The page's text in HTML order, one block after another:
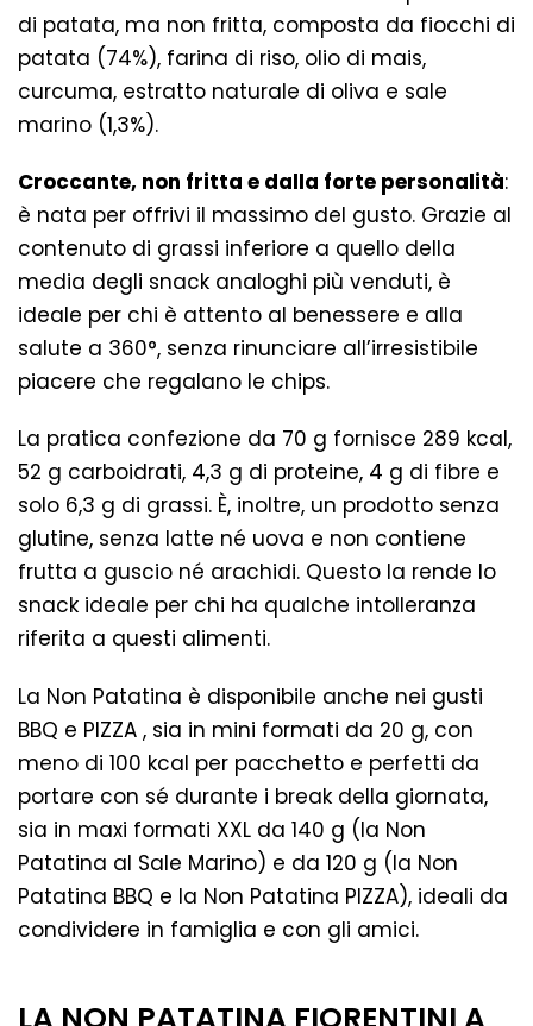
di patata, ma non fritta, composta da fiocchi di
patata (74%), farina di riso, olio di mais,
curcuma, estratto naturale di oliva e sale
marino (1,3%).
Croccante, non fritta e dalla forte personalità:
è nata per offrivi il massimo del gusto. Grazie al
contenuto di grassi inferiore a quello della
media degli snack analoghi più venduti, è
ideale per chi è attento al benessere e alla
salute a 360°, senza rinunciare all’irresistibile
piacere che regalano le chips.
La pratica confezione da 70 g fornisce 289 kcal,
52 g carboidrati, 4,3 g di proteine, 4 g di fibre e
solo 6,3 g di grassi. È, inoltre, un prodotto senza
glutine, senza latte né uova e non contiene
frutta a guscio né arachidi. Questo la rende lo
snack ideale per chi ha qualche intolleranza
riferita a questi alimenti.
La Non Patatina è disponibile anche nei gusti
BBQ e PIZZA , sia in mini formati da 20 g, con
meno di 100 kcal per pacchetto e perfetti da
portare con sé durante i break della giornata,
sia in maxi formati XXL da 140 g (la Non
Patatina al Sale Marino) e da 120 g (la Non
Patatina BBQ e la Non Patatina PIZZA), ideali da
condividere in famiglia e con gli amici.